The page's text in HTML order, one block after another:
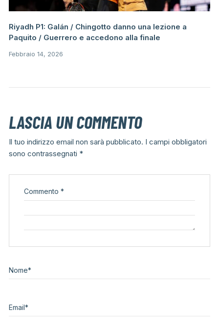
Riyadh P1: Galán / Chingotto danno una lezione a
Paquito / Guerrero e accedono alla finale
Febbraio 14, 2026
LASCIA UN COMMENTO
Il tuo indirizzo email non sarà pubblicato. I campi obbligatori
sono contrassegnati *
Commento *
Nome*
Email*